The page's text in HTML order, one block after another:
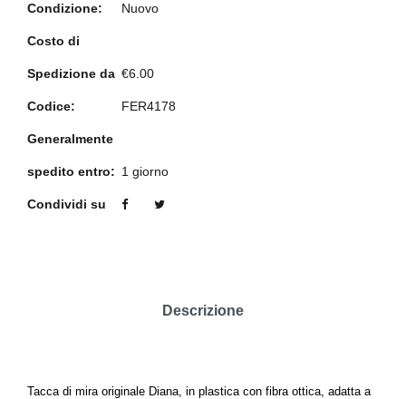
Condizione: Nuovo
Costo di
Spedizione da €6.00
Codice: FER4178
Generalmente
spedito entro: 1 giorno
Condividi su
Descrizione
Tacca di mira originale Diana, in plastica con fibra ottica, adatta a